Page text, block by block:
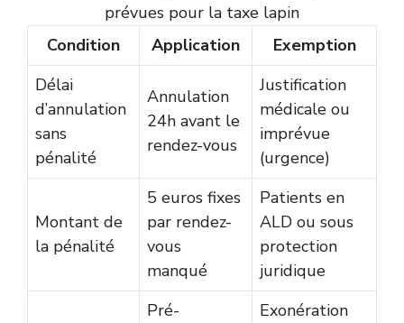
prévues pour la taxe lapin
Condition
Application
Exemption
Délai
d’annulation
sans
pénalité
Annulation
24h avant le
rendez-vous
Justification
médicale ou
imprévue
(urgence)
Montant de
la pénalité
5 euros fixes
par rendez-
vous
manqué
Patients en
ALD ou sous
protection
juridique
Pré-
Exonération